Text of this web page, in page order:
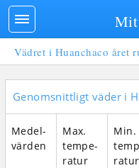
Vädret i Huanchaco året
Genomsnittligt väder i
Medel­
vär­den
Max.
tempe­
ratur
Min.
ratur